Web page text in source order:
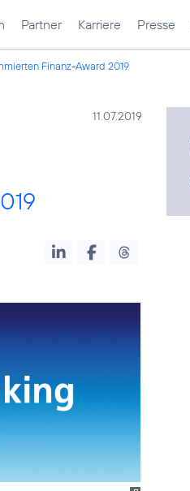
Partner Karriere Presse
Finanz-Award 2019
11.07.2019